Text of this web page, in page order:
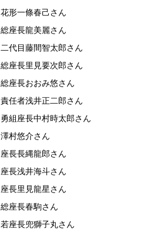
花形一條春己さん
総座長龍美麗さん
二代目藤間智太郎さん
総座長里見要次郎さん
総座長おおみ悠さん
責任者浅井正二郎さん
勇組座長中村時太郎さん
澤村悠介さん
座長長縄龍郎さん
座長浅井海斗さん
座長里見龍星さん
総座長春駒さん
若座長兜獅子丸さん